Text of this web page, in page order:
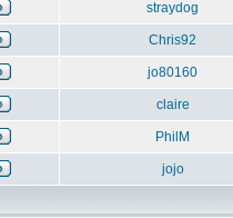
straydog
Chris92
jo80160
claire
PhilM
jojo